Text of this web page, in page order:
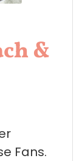
&
Fans.